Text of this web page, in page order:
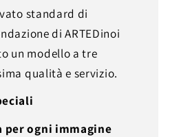
standard di
di ARTEDinoi
un modello a tre
qualità e servizio.
per ogni immagine